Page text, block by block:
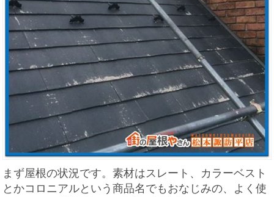
まず屋根の状況です。素材はスレート、カラーベスト
とかコロニアルという商品名でもおなじみの、よく使